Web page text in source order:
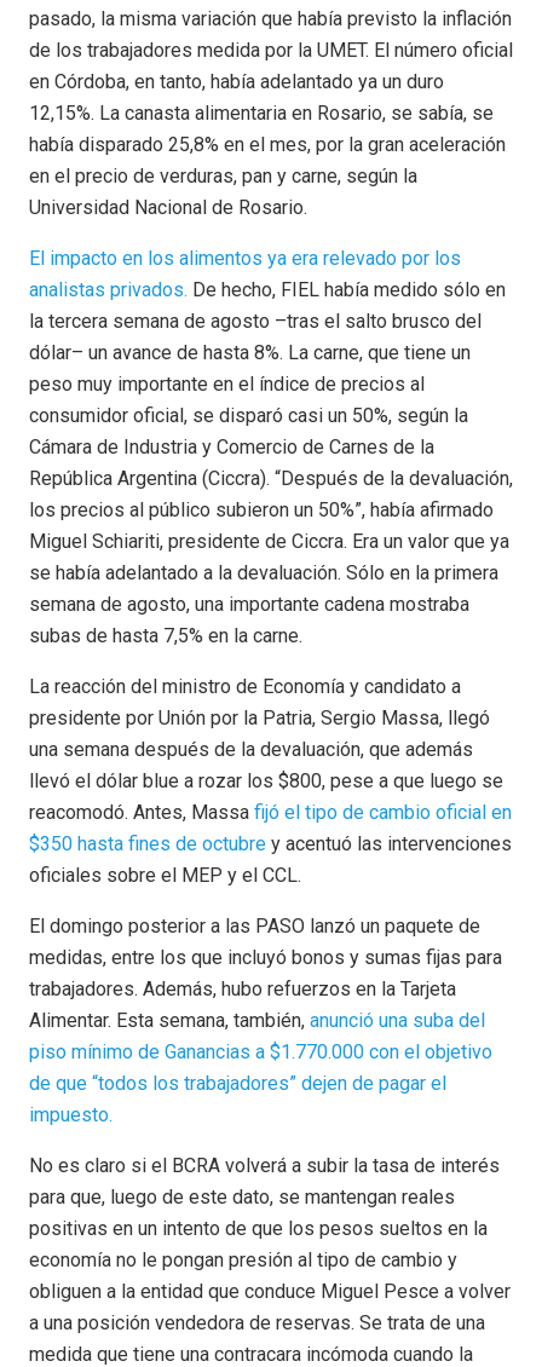
pasado, la misma variación que había previsto la inflación
de los trabajadores medida por la UMET. El número oficial
en Córdoba, en tanto, había adelantado ya un duro
12,15%. La canasta alimentaria en Rosario, se sabía, se
había disparado 25,8% en el mes, por la gran aceleración
en el precio de verduras, pan y carne, según la
Universidad Nacional de Rosario.
El impacto en los alimentos ya era relevado por los
analistas privados. De hecho, FIEL había medido sólo en
la tercera semana de agosto –tras el salto brusco del
dólar– un avance de hasta 8%. La carne, que tiene un
peso muy importante en el índice de precios al
consumidor oficial, se disparó casi un 50%, según la
Cámara de Industria y Comercio de Carnes de la
República Argentina (Ciccra). “Después de la devaluación,
los precios al público subieron un 50%”, había afirmado
Miguel Schiariti, presidente de Ciccra. Era un valor que ya
se había adelantado a la devaluación. Sólo en la primera
semana de agosto, una importante cadena mostraba
subas de hasta 7,5% en la carne.
La reacción del ministro de Economía y candidato a
presidente por Unión por la Patria, Sergio Massa, llegó
una semana después de la devaluación, que además
llevó el dólar blue a rozar los $800, pese a que luego se
reacomodó. Antes, Massa fijó el tipo de cambio oficial en
$350 hasta fines de octubre y acentuó las intervenciones
oficiales sobre el MEP y el CCL.
El domingo posterior a las PASO lanzó un paquete de
medidas, entre los que incluyó bonos y sumas fijas para
trabajadores. Además, hubo refuerzos en la Tarjeta
Alimentar. Esta semana, también, anunció una suba del
piso mínimo de Ganancias a $1.770.000 con el objetivo
de que “todos los trabajadores” dejen de pagar el
impuesto.
No es claro si el BCRA volverá a subir la tasa de interés
para que, luego de este dato, se mantengan reales
positivas en un intento de que los pesos sueltos en la
economía no le pongan presión al tipo de cambio y
obliguen a la entidad que conduce Miguel Pesce a volver
a una posición vendedora de reservas. Se trata de una
medida que tiene una contracara incómoda cuando la